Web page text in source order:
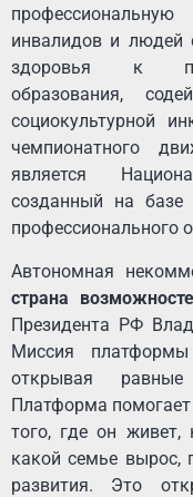
инвалидов и людей
здоровья к
образования,
социокультурной
чемпионатного
является
созданный на
профессионального
Автономная
страна
Президента РФ
Миссия
открывая
Платформа
того, где он
какой семье вырос,
развития. Это